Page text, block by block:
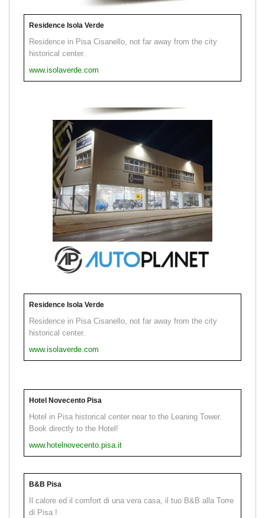
Residence Isola Verde
Residence in Pisa Cisanello, not far away from the city
historical center.
www.isolaverde.com
Residence Isola Verde
Residence in Pisa Cisanello, not far away from the city
historical center.
www.isolaverde.com
Hotel Novecento Pisa
Hotel in Pisa historical center near to the Leaning Tower.
Book directly to the Hotel!
www.hotelnovecento.pisa.it
B&B Pisa
Il calore ed il comfort di una vera casa, il tuo B&B alla Torre
di Pisa !